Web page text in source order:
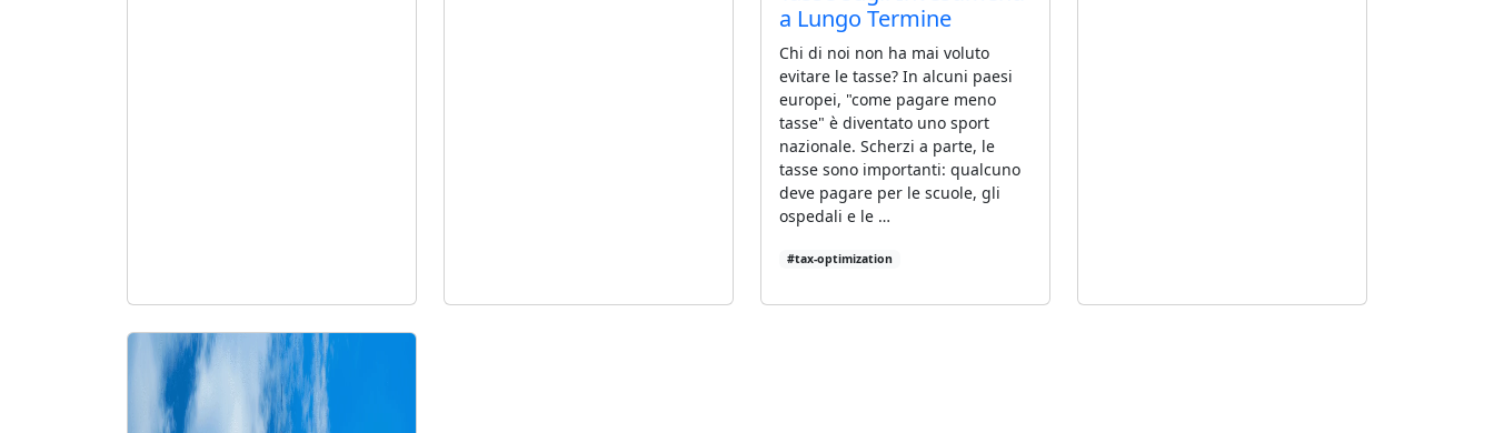
a Lungo Termine
Chi di noi non ha mai voluto
evitare le tasse? In alcuni paesi
europei, "come pagare meno
tasse" è diventato uno sport
nazionale. Scherzi a parte, le
tasse sono importanti: qualcuno
deve pagare per le scuole, gli
ospedali e le …
#tax-optimization